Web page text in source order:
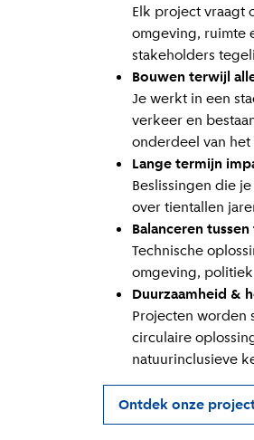
Elk project vraagt
omgeving, ruimte
stakeholders
Bouwen terwijl
Je werkt in een
verkeer en
onderdeel van
Lange termijn
Beslissingen die
over tientallen
Balanceren
Technische
omgeving,
Duurzaamheid &
Projecten worden
circulaire
natuurinclusieve
Ontdek onze